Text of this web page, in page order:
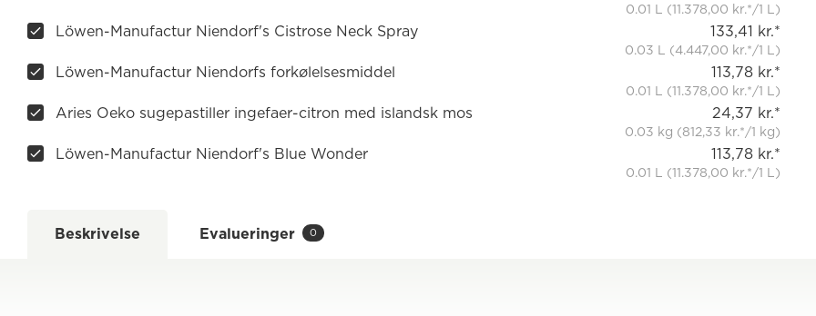
0.01 L (11.378,00 kr.*/1 L)
Löwen-Manufactur Niendorf's Cistrose Neck Spray 133,41 kr.*
0.03 L (4.447,00 kr.*/1 L)
Löwen-Manufactur Niendorfs forkølelsesmiddel 113,78 kr.*
0.01 L (11.378,00 kr.*/1 L)
Aries Oeko sugepastiller ingefaer-citron med islandsk mos 24,37 kr.*
0.03 kg (812,33 kr.*/1 kg)
Löwen-Manufactur Niendorf's Blue Wonder 113,78 kr.*
0.01 L (11.378,00 kr.*/1 L)
Beskrivelse Evalueringer 0